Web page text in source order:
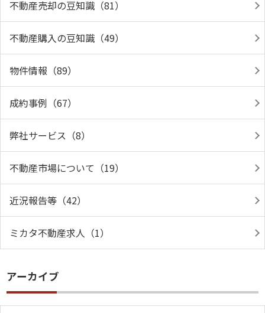
不動産売却の豆知識（81）
不動産購入の豆知識（49）
物件情報（89）
成約事例（67）
弊社サービス（8）
不動産市場について（19）
近況報告等（42）
ミカタ不動産求人（1）
アーカイブ